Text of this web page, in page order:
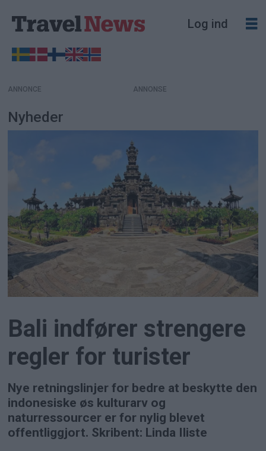
Log ind
ANNONCE
Nyheder
Bali indfører strengere
regler for turister
Nye retningslinjer for bedre at beskytte den
indonesiske øs kulturarv og
naturressourcer er for nylig blevet
offentliggjort. Skribent: Linda Iliste